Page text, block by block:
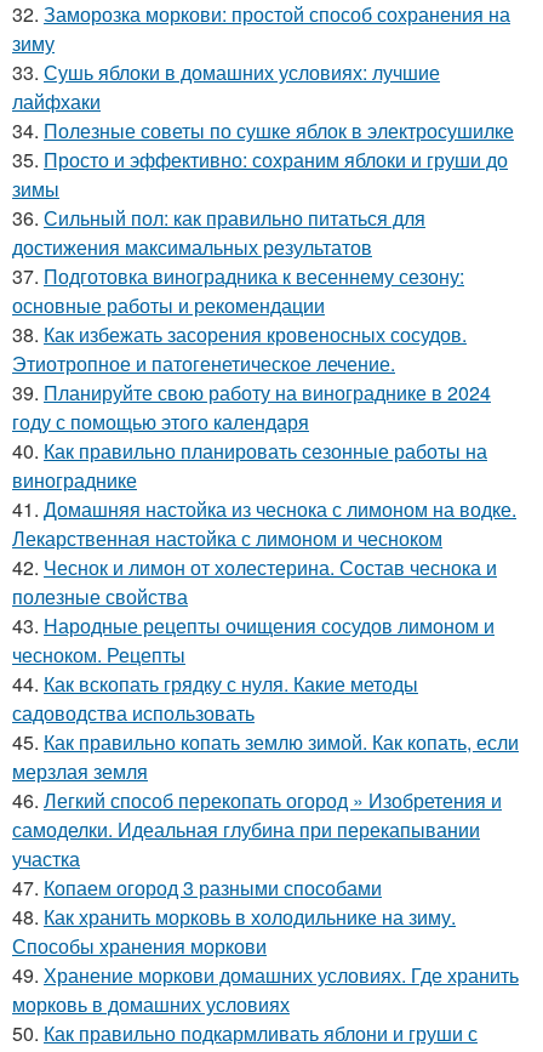
32. Заморозка моркови: простой способ сохранения на
зиму
33. Сушь яблоки в домашних условиях: лучшие
лайфхаки
34. Полезные советы по сушке яблок в электросушилке
35. Просто и эффективно: сохраним яблоки и груши до
зимы
36. Сильный пол: как правильно питаться для
достижения максимальных результатов
37. Подготовка виноградника к весеннему сезону:
основные работы и рекомендации
38. Как избежать засорения кровеносных сосудов.
Этиотропное и патогенетическое лечение.
39. Планируйте свою работу на винограднике в 2024
году с помощью этого календаря
40. Как правильно планировать сезонные работы на
винограднике
41. Домашняя настойка из чеснока с лимоном на водке.
Лекарственная настойка с лимоном и чесноком
42. Чеснок и лимон от холестерина. Состав чеснока и
полезные свойства
43. Народные рецепты очищения сосудов лимоном и
чесноком. Рецепты
44. Как вскопать грядку с нуля. Какие методы
садоводства использовать
45. Как правильно копать землю зимой. Как копать, если
мерзлая земля
46. Легкий способ перекопать огород » Изобретения и
самоделки. Идеальная глубина при перекапывании
участка
47. Копаем огород 3 разными способами
48. Как хранить морковь в холодильнике на зиму.
Способы хранения моркови
49. Хранение моркови домашних условиях. Где хранить
морковь в домашних условиях
50. Как правильно подкармливать яблони и груши с